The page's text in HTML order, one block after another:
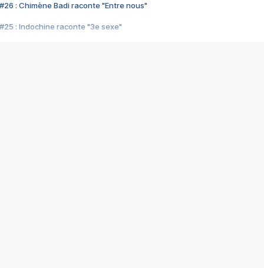
#26 : Chimène Badi raconte "Entre nous"
#25 : Indochine raconte "3e sexe"